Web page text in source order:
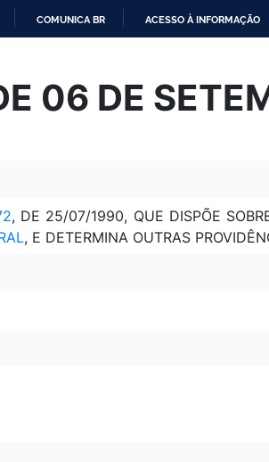
O
CONTEÚDO
COMUNICA BR ACESSO À INFORMAÇÃO
06 DE
, DE 25/07/1990, QUE DISPÕE
, E DETERMINA OUTRAS